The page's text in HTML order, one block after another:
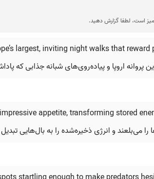
است، لطفا گزارش دهید.
largest, inviting night walks that
پروانه اروپا و پیاده‌روی‌های شبانه جذابی که
appetite, transforming stored
می‌بلعند و انرژی ذخیره‌شده را به بال‌هایی